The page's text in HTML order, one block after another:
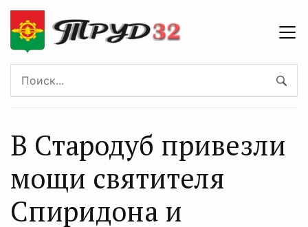
В Стародуб привезли
мощи святителя
Спиридона и